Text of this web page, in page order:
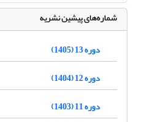
شماره‌های پیشین نشریه
دوره 13 (1405)
دوره 12 (1404)
دوره 11 (1403)